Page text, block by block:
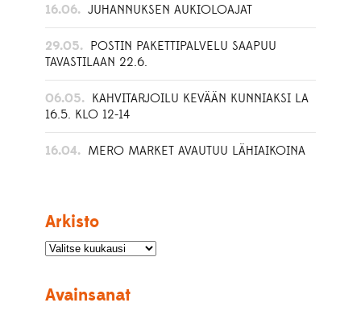
16.06. JUHANNUKSEN AUKIOLOAJAT
29.05. POSTIN PAKETTIPALVELU SAAPUU
TAVASTILAAN 22.6.
06.05. KAHVITARJOILU KEVÄÄN KUNNIAKSI LA
16.5. KLO 12-14
16.04. MERO MARKET AVAUTUU LÄHIAIKOINA
Arkisto
Avainsanat